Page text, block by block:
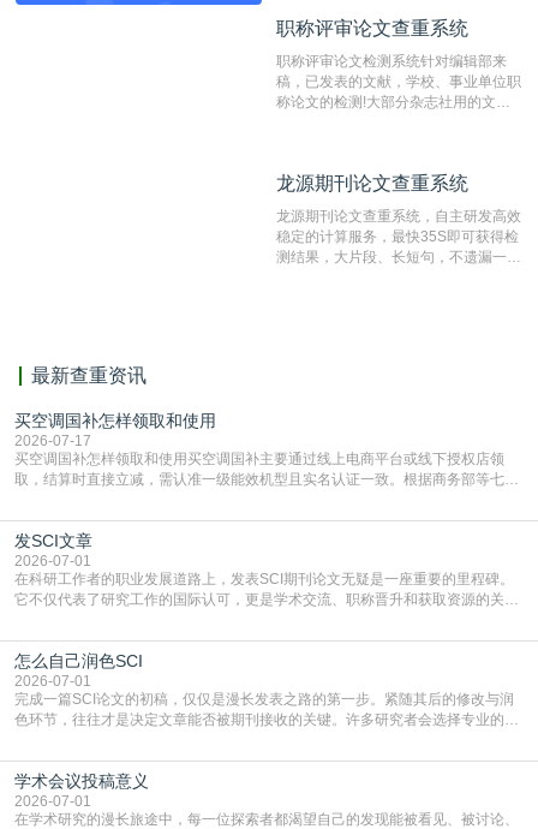
检测速度快、精度高，市场反映良好。
职称评审论文查重系统
职称评审论文检测系统针对编辑部来
稿，已发表的文献，学校、事业单位职
称论文的检测!大部分杂志社用的文献
编辑部检测来稿和已发表的文献,检测
测时注意填写第一作者,才能排除已发
表文献复制比。（限制字符数1万）
龙源期刊论文查重系统
龙源期刊论文查重系统，自主研发高效
稳定的计算服务，最快35S即可获得检
测结果，大片段、长短句，不遗漏一处
最新查重资讯
买空调国补怎样领取和使用
2026-07-17
买空调国补怎样领取和使用买空调国补主要通过线上电商平台或线下授权店领
取，结算时直接立减‌，需认准一级能效机型且实名认证一致。根据商务部等七部
能领到补贴首选‌京东APP‌搜索专属口令(如【家电补贴1637】、【国补立省
4949】等，口令会随活动更新，以页面显示为准)进入补贴专场。淘宝/天猫也可
复制粘贴【8$FKFGgJq
发SCI文章
2026-07-01
在科研工作者的职业发展道路上，发表SCI期刊论文无疑是一座重要的里程碑。
它不仅代表了研究工作的国际认可，更是学术交流、职称晋升和获取资源的关键
战与困惑。从选题立意到投稿回应，每一步都需要精心的策略与扎实的工作。本
篇AEIC学术交流中心小编就为大家介绍“发SCI文章”。一、精准定位是成功的第
一步发表SCI文章，首要解决的问题是“投
怎么自己润色SCI
2026-07-01
完成一篇SCI论文的初稿，仅仅是漫长发表之路的第一步。紧随其后的修改与润
色环节，往往才是决定文章能否被期刊接收的关键。许多研究者会选择专业的语
质量，更能在此过程中深化对学术写作的理解。如何系统、高效地打磨自己的论
文，使其在语言和学术表达上更符合国际期刊的要求，是每位研究者值得投入学
习的技能。本篇AEIC学术交流中心小编就为大家介
学术会议投稿意义
2026-07-01
在学术研究的漫长旅途中，每一位探索者都渴望自己的发现能被看见、被讨论、